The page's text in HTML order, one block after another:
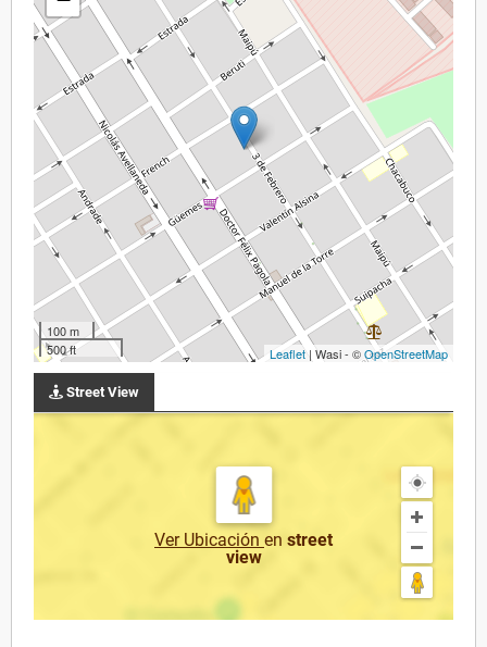
100 m
500 ft
Leaflet| Wasi - ©OpenStreetMap
Street View
Ver Ubicación en street
view